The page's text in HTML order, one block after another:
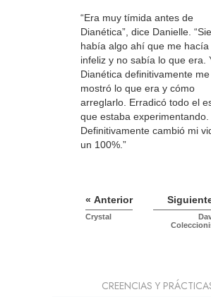
“Era muy tímida antes de
Dianética”, dice Danielle.
había algo ahí que me hacía
infeliz y no sabía lo que era.
Dianética definitivamente me
mostró lo que era y cómo
arreglarlo. Erradicó todo el
que estaba experimentando.
Definitivamente cambió mi
un 100%.”
« Anterior
Crystal
CREENCIAS Y